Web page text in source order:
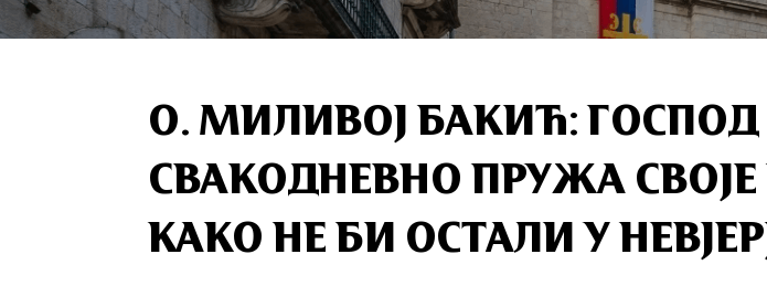
О. МИЛИВOЈ БАКИЋ:
СВАКОДНЕВНО ПРУЖА СВОЈЕ
КАКО НЕ БИ ОСТАЛИ У